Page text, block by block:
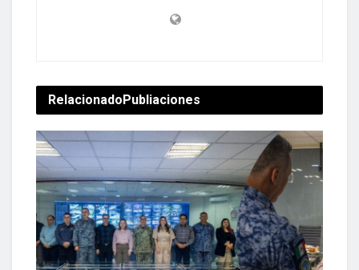
RelacionadoPubliaciones